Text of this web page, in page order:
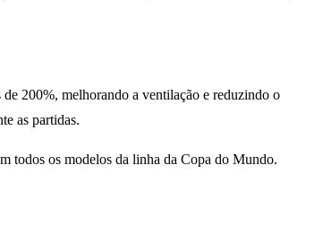
200%, melhorando a ventilação e reduzindo o
as partidas.
todos os modelos da linha da Copa do Mundo.